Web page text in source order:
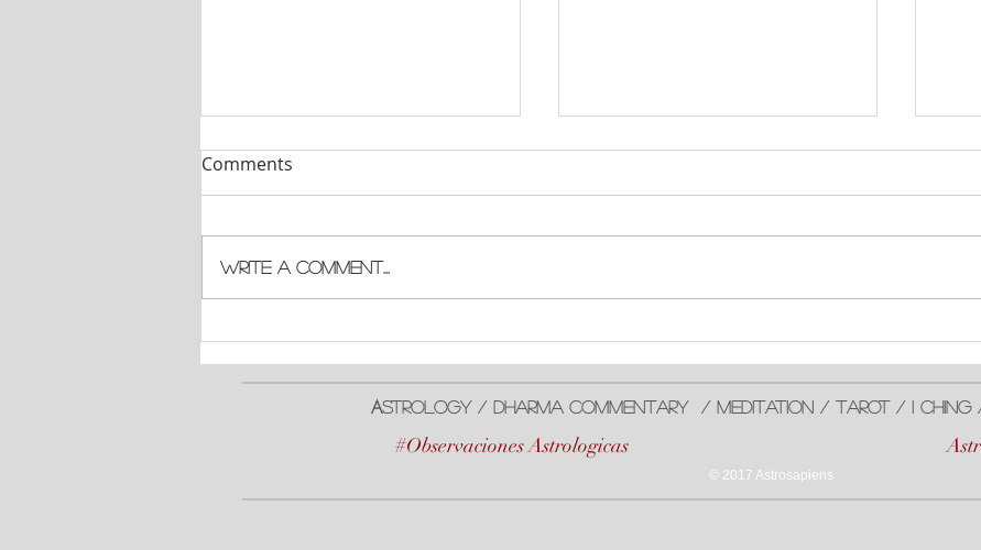
Comments
Write a comment...
#Observaciones Astrologicas
AstrologY / Dharma ComMentarY / meditaTiOn / Tarot / I Ching
© 2017 Astrosapiens